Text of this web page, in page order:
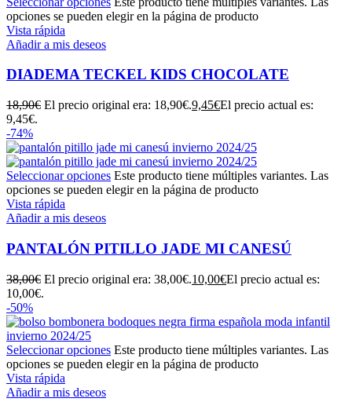
opciones se pueden elegir en la página de producto
Vista rápida
Añadir a mis deseos
DIADEMA TECKEL KIDS CHOCOLATE
18,90€ El precio original era: 18,90€.9,45€El precio actual es:
9,45€.
-74%
Seleccionar opciones Este producto tiene múltiples variantes. Las
opciones se pueden elegir en la página de producto
Vista rápida
Añadir a mis deseos
PANTALÓN PITILLO JADE MI CANESÚ
38,00€ El precio original era: 38,00€.10,00€El precio actual es:
10,00€.
-50%
Seleccionar opciones Este producto tiene múltiples variantes. Las
opciones se pueden elegir en la página de producto
Vista rápida
Añadir a mis deseos